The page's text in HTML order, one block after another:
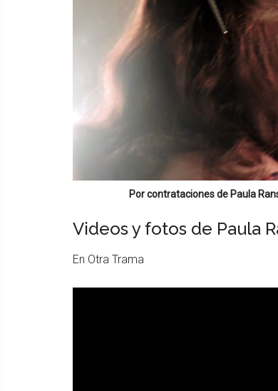
Por contrataciones de Paula
Videos y fotos de Paula
En Otra Trama